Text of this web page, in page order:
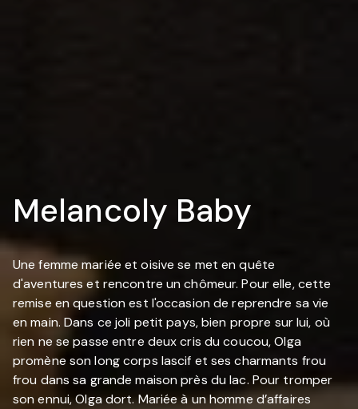
Melancoly Baby
Une femme mariée et oisive se met en quête
d'aventures et rencontre un chômeur. Pour elle, cette
remise en question est l'occasion de reprendre sa vie
en main. Dans ce joli petit pays, bien propre sur lui, où
rien ne se passe entre deux cris du coucou, Olga
promène son long corps lascif et ses charmants frou
frou dans sa grande maison près du lac. Pour tromper
son ennui, Olga dort. Mariée à un homme d’affaires